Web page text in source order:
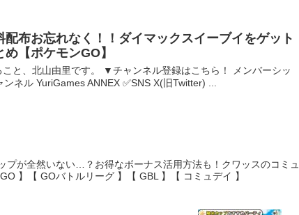
配布お忘れなく！！ダイマックスイーブイをゲット
【ポケモンGO】
と、北山由里です。 ▼チャンネル登録はこちら！ メンバーシッ
ネル YuriGames ANNEX ✅SNS X(旧Twitter) ...
プが全然いない…？お得なボーナス活用方法も！クワッスのコミュ
】【 GOバトルリーグ 】【 GBL 】【 コミュデイ 】